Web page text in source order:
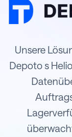
Unsere
Depoto s